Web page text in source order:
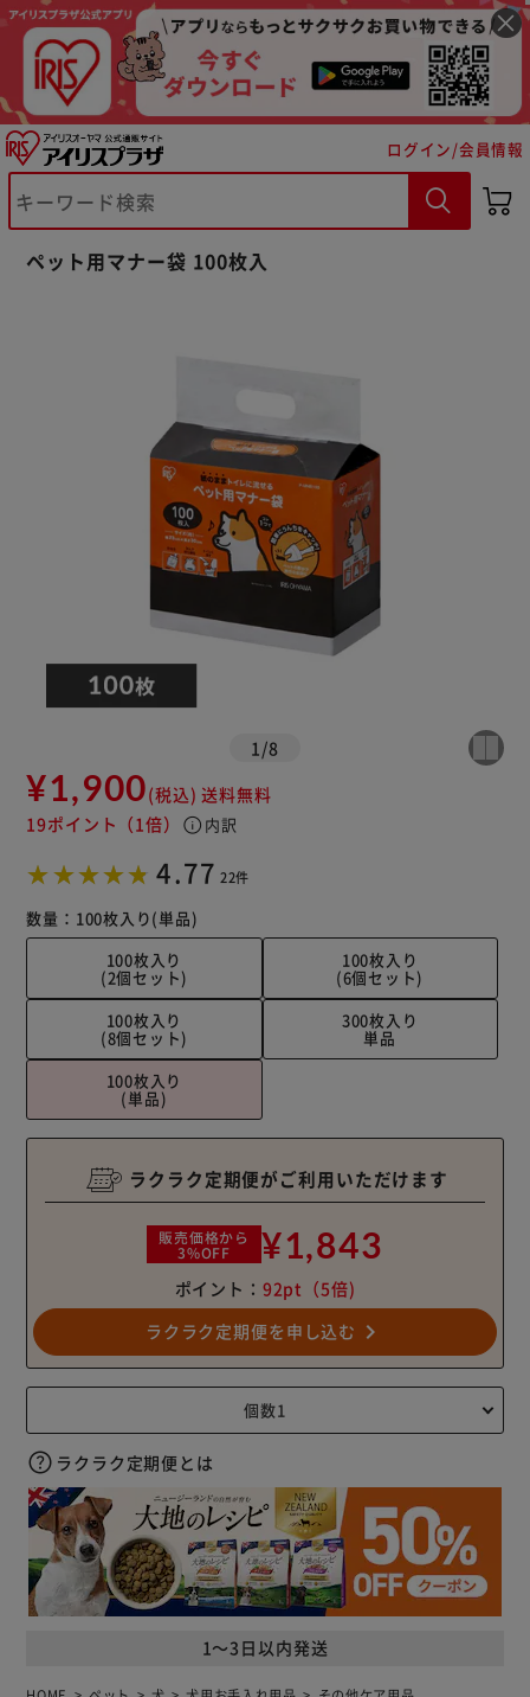
ログイン/会員情報
ペット用マナー袋 100枚入
1 /8
¥1,900(税込) 送料無料
19ポイント （1倍） info 内訳
4.77 22件
数量： 100枚入り(単品)
100枚入り
(2個セット)
100枚入り
(6個セット)
100枚入り
(8個セット)
300枚入り
単品
100枚入り
(単品)
1～3日以内発送
ラクラク定期便がご利用いただけます
販売価格から
3%OFF ¥1,843
ポイント： 92pt （5倍)
ラクラク定期便を申し込む navigate_next
ラクラク定期便とは
※ご確認ください
カートに入れる 購入手続きへ